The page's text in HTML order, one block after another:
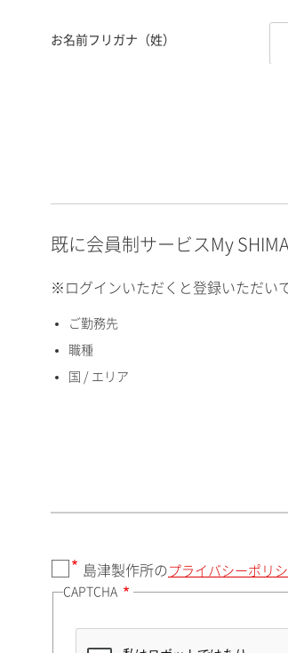
お名前フリガナ（姓）
英数）
国 / エリア
既に会員制サービスMy
※ログインいただくと登録いただい
ご勤務先
職種
国 / エリア
島津製作所の プライバシーポリ
CAPTCHA